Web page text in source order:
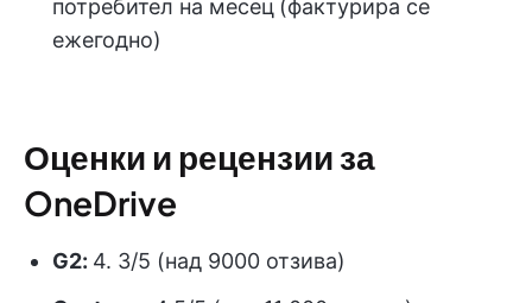
потребител на месец (фактурира се
ежегодно)
Оценки и рецензии за
OneDrive
G2: 4. 3/5 (над 9000 отзива)